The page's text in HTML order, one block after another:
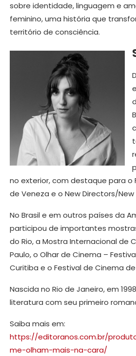
sobre identidade, linguagem e
feminino, uma história que
território de consciência.
no exterior, com destaque para o
de Veneza e o New Directors/New
No Brasil e em outros países da
participou de importantes
do Rio, a Mostra Internacional de
Paulo, o Olhar de Cinema –
Curitiba e o Festival de Cinema
Nascida no Rio de Janeiro, em
literatura com seu primeiro
Saiba mais em:
https://editoranos.com.br/
me-olham-mais-na-cara/